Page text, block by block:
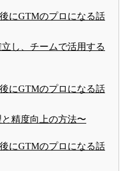
にGTMのプロになる話
し、チームで活用する
にGTMのプロになる話
精度向上の方法〜
にGTMのプロになる話